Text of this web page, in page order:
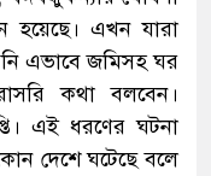
হয়েছে। এখন যারা
এভাবে জমিসহ ঘর
কথা বলবেন।
এই ধরণের ঘটনা
দেশে ঘটেছে বলে